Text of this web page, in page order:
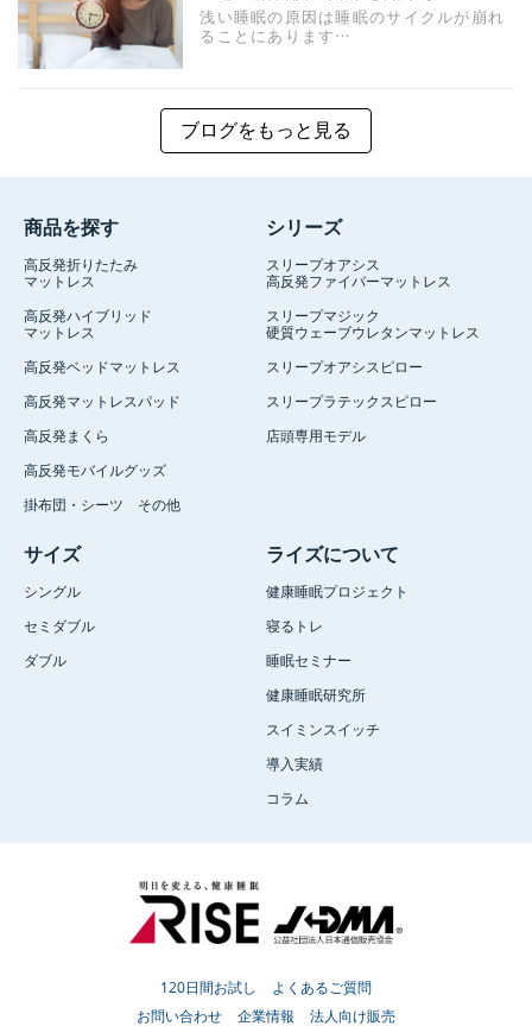
浅い睡眠の原因は睡眠のサイクルが崩れ
ることにあります…
ブログをもっと見る
商品を探す
高反発折りたたみ
マットレス
高反発ハイブリッド
マットレス
高反発ベッドマットレス
高反発マットレスパッド
高反発まくら
高反発モバイルグッズ
掛布団・シーツ その他
シリーズ
スリープオアシス
高反発ファイバーマットレス
スリープマジック
硬質ウェーブウレタンマットレス
スリープオアシスピロー
スリープラテックスピロー
店頭専用モデル
サイズ
シングル
セミダブル
ダブル
ライズについて
健康睡眠プロジェクト
寝るトレ
睡眠セミナー
健康睡眠研究所
スイミンスイッチ
導入実績
コラム
120日間お試し
よくあるご質問
お問い合わせ
企業情報 法人向け販売